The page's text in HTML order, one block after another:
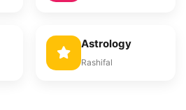
Astrology
Rashifal